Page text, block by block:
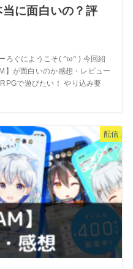
当に面白いの？評
ろぐにようこそ( ^ω^ ) 今回紹
】が面白いのか感想・レビュー
で遊びたい！ やり込み要
配信